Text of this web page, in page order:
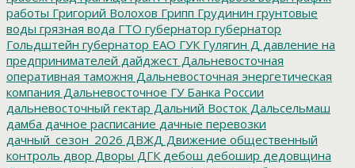
работы Григорий Волохов Грипп Грудинин грунтовые
воды грязная вода ГТО губернатор губернатор
Гольдштейн губернатор ЕАО ГУК Гулягин Д давление на
предпринимателей дайджест Дальневосточная
оперативная таможня Дальневосточная энергетическая
компания Дальневосточное ГУ Банка России
дальневосточный гектар Дальний Восток Дальсельмаш
дамба дачное расписание дачные перевозки
дачный_сезон_2026 ДВЖД Движение общественный
контроль двор Дворы ДГК дебош дебошир дедовщина